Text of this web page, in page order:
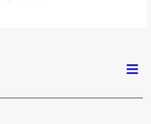
Menu